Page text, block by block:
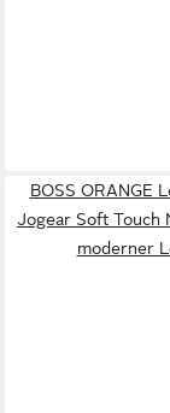
BOSS ORANGE
Jogear Soft Touch
moderner